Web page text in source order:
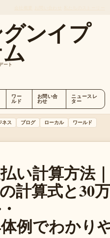
ンイプ
ート
ワー
ルド
お問い合
わせ
ニュースレ
ター
ネス ブログ ローカル
ワールド
い計算方法｜
計算式と30
例でわかり